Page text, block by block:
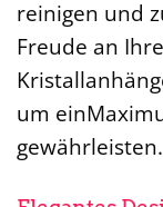
reinigen und
Freude an
um
gewährleisten.